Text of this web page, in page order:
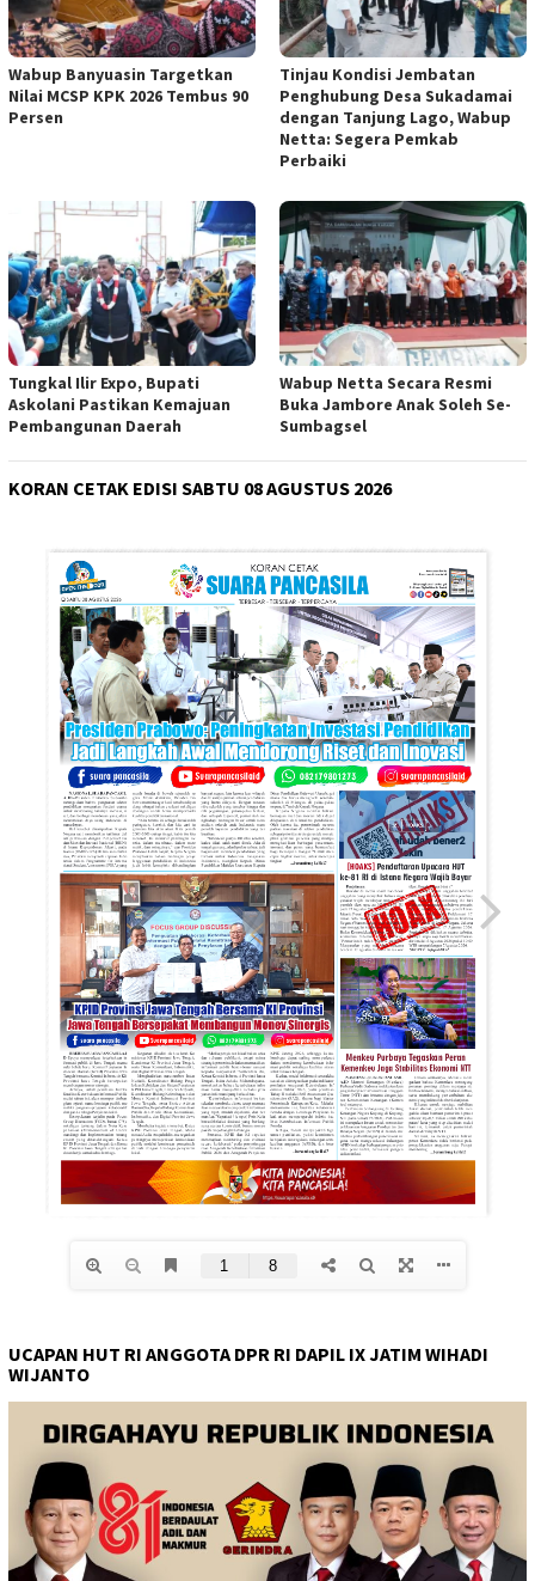
Wabup Banyuasin Targetkan
Nilai MCSP KPK 2026 Tembus 90
Persen
Tinjau Kondisi Jembatan
Penghubung Desa Sukadamai
dengan Tanjung Lago, Wabup
Netta: Segera Pemkab
Perbaiki
Tungkal Ilir Expo, Bupati
Askolani Pastikan Kemajuan
Pembangunan Daerah
Wabup Netta Secara Resmi
Buka Jambore Anak Soleh Se-
Sumbagsel
KORAN CETAK EDISI SABTU 08 AGUSTUS 2026
UCAPAN HUT RI ANGGOTA DPR RI DAPIL IX JATIM WIHADI
WIJANTO